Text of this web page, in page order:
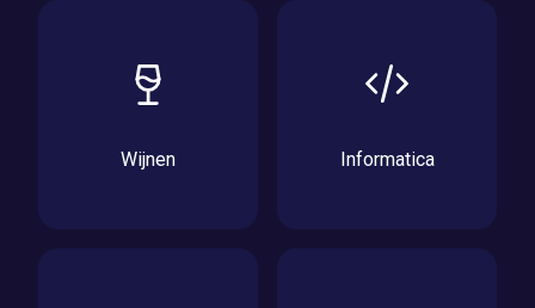
Wijnen Informatica